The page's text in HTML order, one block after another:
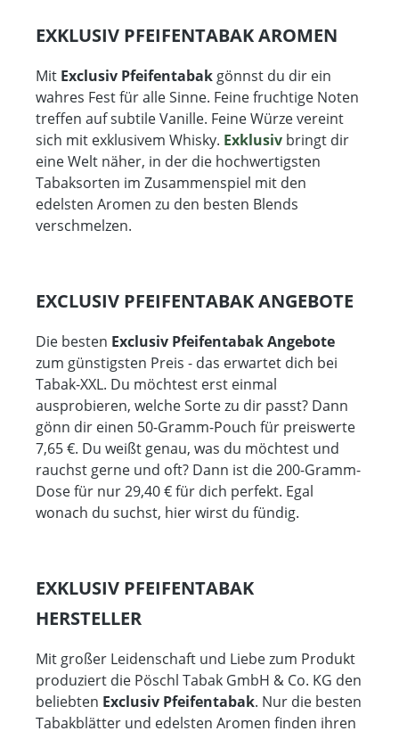
EXKLUSIV PFEIFENTABAK AROMEN
Mit Exclusiv Pfeifentabak gönnst du dir ein
wahres Fest für alle Sinne. Feine fruchtige Noten
treffen auf subtile Vanille. Feine Würze vereint
sich mit exklusivem Whisky. Exklusiv bringt dir
eine Welt näher, in der die hochwertigsten
Tabaksorten im Zusammenspiel mit den
edelsten Aromen zu den besten Blends
verschmelzen.
EXCLUSIV PFEIFENTABAK ANGEBOTE
Die besten Exclusiv Pfeifentabak Angebote
zum günstigsten Preis - das erwartet dich bei
Tabak-XXL. Du möchtest erst einmal
ausprobieren, welche Sorte zu dir passt? Dann
gönn dir einen 50-Gramm-Pouch für preiswerte
7,65 €. Du weißt genau, was du möchtest und
rauchst gerne und oft? Dann ist die 200-Gramm-
Dose für nur 29,40 € für dich perfekt. Egal
wonach du suchst, hier wirst du fündig.
EXKLUSIV PFEIFENTABAK
HERSTELLER
Mit großer Leidenschaft und Liebe zum Produkt
produziert die Pöschl Tabak GmbH & Co. KG den
beliebten Exclusiv Pfeifentabak. Nur die besten
Tabakblätter und edelsten Aromen finden ihren